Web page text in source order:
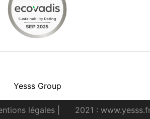
Yesss Group
légales 2021 :